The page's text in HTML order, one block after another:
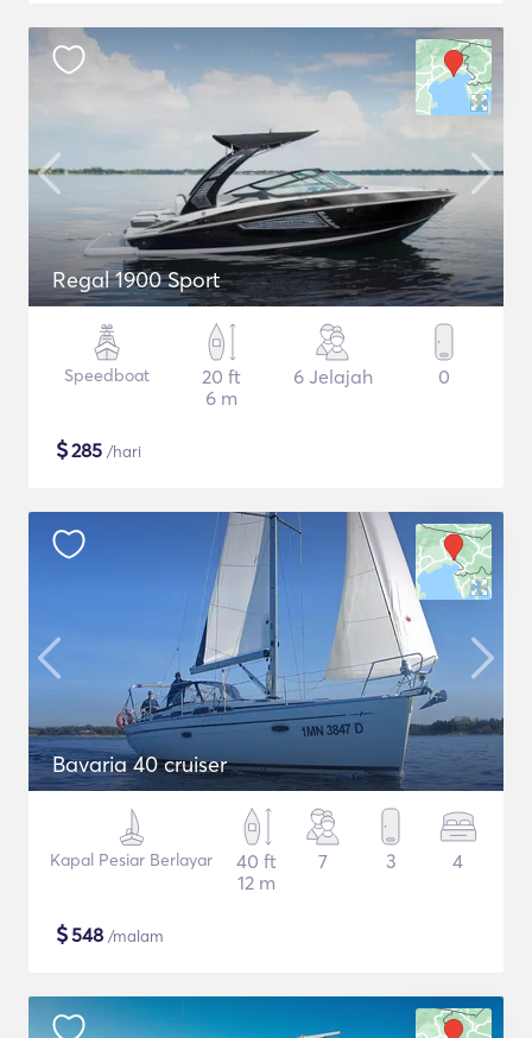
Regal 1900 Sport
Speedboat
20 ft
6 m
6 Jelajah 0
$285 /hari
Bavaria 40 cruiser
Kapal Pesiar Berlayar
40 ft
12 m
7 3 4
$548 /malam